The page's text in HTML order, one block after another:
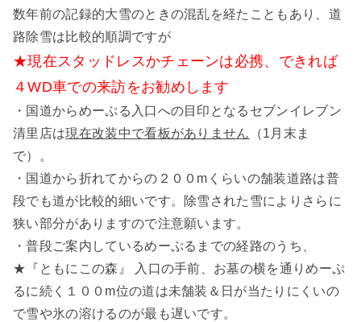
数年前の記録的大雪のときの混乱を経たこともあり、道
路除雪は比較的順調ですが
★現在スタッドレスかチェーンは必携、できれば
４WD車での来訪をお勧めします
・国道からめーぷる入口への目印となるセブンイレブン
清里店は現在改装中で看板がありません
（1月末ま
で）。
・国道から折れてからの２００mくらいの舗装道路は普
段でも道が比較的細いです。除雪された雪によりさらに
狭い部分がありますので注意願います。
・普段ご案内しているめーぷるまでの経路のうち、
★『ともにこの森』 入口の手前、お墓の横を通りめーぷ
るに続く１００m位の道は未舗装＆日が当たりにくいの
で雪や氷の溶けるのが最も遅いです。